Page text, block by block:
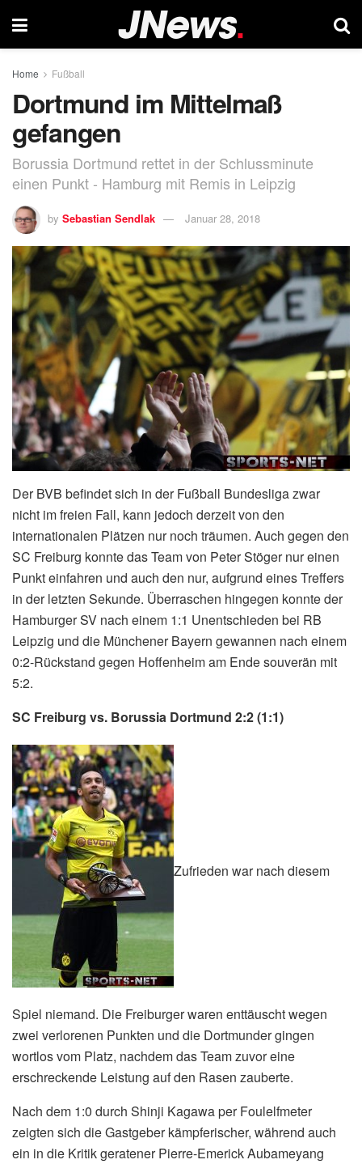
Home Fußball
Dortmund im Mittelmaß
gefangen
Borussia Dortmund rettet in der Schlussminute
einen Punkt - Hamburg mit Remis in Leipzig
by Sebastian Sendlak Januar 28, 2018
Der BVB befindet sich in der Fußball Bundesliga zwar
nicht im freien Fall, kann jedoch derzeit von den
internationalen Plätzen nur noch träumen. Auch gegen den
SC Freiburg konnte das Team von Peter Stöger nur einen
Punkt einfahren und auch den nur, aufgrund eines Treffers
in der letzten Sekunde. Überraschen hingegen konnte der
Hamburger SV nach einem 1:1 Unentschieden bei RB
Leipzig und die Münchener Bayern gewannen nach einem
0:2-Rückstand gegen Hoffenheim am Ende souverän mit
5:2.
SC Freiburg vs. Borussia Dortmund 2:2 (1:1)
Zufrieden war nach diesem
Spiel niemand. Die Freiburger waren enttäuscht wegen
zwei verlorenen Punkten und die Dortmunder gingen
wortlos vom Platz, nachdem das Team zuvor eine
erschreckende Leistung auf den Rasen zauberte.
Nach dem 1:0 durch Shinji Kagawa per Foulelfmeter
zeigten sich die Gastgeber kämpferischer, während auch
ein in die Kritik geratener Pierre-Emerick Aubameyang